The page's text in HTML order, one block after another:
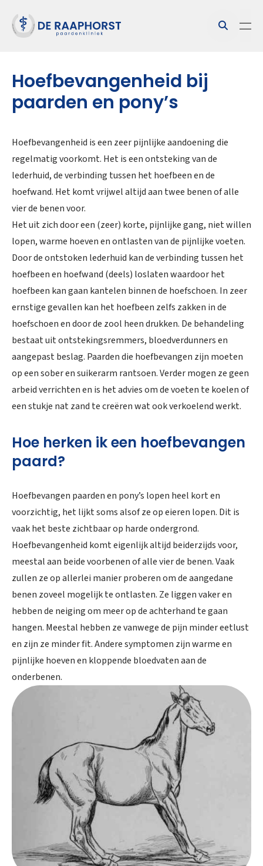
Hoefbevangenheid bij
paarden en pony’s
Hoefbevangenheid is een zeer pijnlijke aandoening die
regelmatig voorkomt. Het is een ontsteking van de
lederhuid, de verbinding tussen het hoefbeen en de
hoefwand. Het komt vrijwel altijd aan twee benen of alle
vier de benen voor.
Het uit zich door een (zeer) korte, pijnlijke gang, niet willen
lopen, warme hoeven en ontlasten van de pijnlijke voeten.
Door de ontstoken lederhuid kan de verbinding tussen het
hoefbeen en hoefwand (deels) loslaten waardoor het
hoefbeen kan gaan kantelen binnen de hoefschoen. In zeer
ernstige gevallen kan het hoefbeen zelfs zakken in de
hoefschoen en door de zool heen drukken. De behandeling
bestaat uit ontstekingsremmers, bloedverdunners en
aangepast beslag. Paarden die hoefbevangen zijn moeten
op een sober en suikerarm rantsoen. Verder mogen ze geen
arbeid verrichten en is het advies om de voeten te koelen of
een stukje nat zand te creëren wat ook verkoelend werkt.
Hoe herken ik een hoefbevangen
paard?
Hoefbevangen paarden en pony’s lopen heel kort en
voorzichtig, het lijkt soms alsof ze op eieren lopen. Dit is
vaak het beste zichtbaar op harde ondergrond.
Hoefbevangenheid komt eigenlijk altijd beiderzijds voor,
meestal aan beide voorbenen of alle vier de benen. Vaak
zullen ze op allerlei manier proberen om de aangedane
benen zoveel mogelijk te ontlasten. Ze liggen vaker en
hebben de neiging om meer op de achterhand te gaan
hangen. Meestal hebben ze vanwege de pijn minder eetlust
en zijn ze minder fit. Andere symptomen zijn warme en
pijnlijke hoeven en kloppende bloedvaten aan de
onderbenen.